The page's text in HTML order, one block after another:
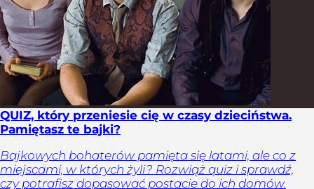
QUIZ, który przeniesie cię w czasy dzieciństwa.
Pamiętasz te bajki?
Bajkowych bohaterów pamięta się latami, ale co z
miejscami, w których żyli? Rozwiąż quiz i sprawdź,
czy potrafisz dopasować postacie do ich domów.